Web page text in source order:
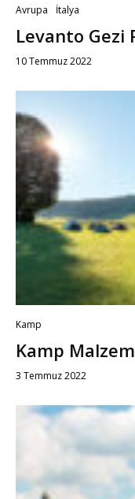
Avrupa İtalya
Levanto Gezi
10 Temmuz 2022
Kamp
Kamp
3 Temmuz 2022